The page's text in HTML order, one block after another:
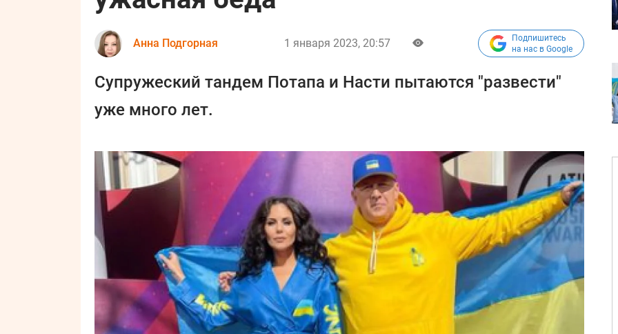
Анна Подгорная 1 января 2023, 20:57
Подпишитесь
на нас в Google
Супружеский тандем Потапа и Насти пытаются "развести"
уже много лет.